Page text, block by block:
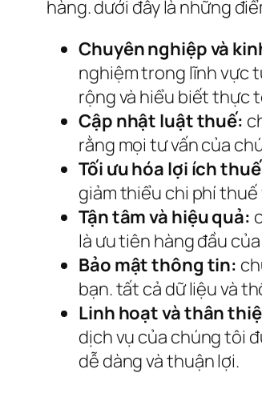
hàng. dưới đây là những
Chuyên nghiệp và
nghiệm trong lĩnh vực
rộng và hiểu biết thực
Cập nhật luật thuế:
rằng mọi tư vấn của
Tối ưu hóa lợi ích
giảm thiểu chi phí thuế
Tận tâm và hiệu quả:
là ưu tiên hàng đầu
Bảo mật thông tin:
bạn. tất cả dữ liệu và
Linh hoạt và thân
dịch vụ của chúng tôi
dễ dàng và thuận lợi.